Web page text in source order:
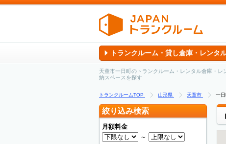
トランクルーム・貸し倉庫・レンタ
天童市一日町のトランクルーム・レンタル倉庫・
納スペースを探す
トランクルームTOP 山形県 天童市 一
絞り込み検索
月額料金
～